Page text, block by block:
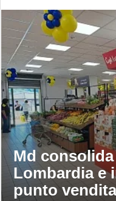
Md
Lombardia e
punto